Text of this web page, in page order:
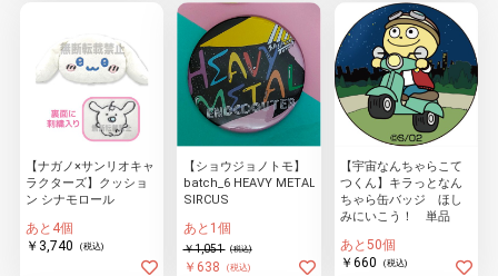
【ナガノ×サンリオキャ
ラクターズ】クッショ
ン シナモロール
あと4個
￥3,740
(税込)
【ショウジョノトモ】
batch_6 HEAVY METAL
SIRCUS
あと1個
￥1,051 (税込)
￥638 (税込)
【宇宙なんちゃらこて
つくん】キラっとなん
ちゃら缶バッジ ほし
みにいこう！ 単品
あと50個
￥660
(税込)